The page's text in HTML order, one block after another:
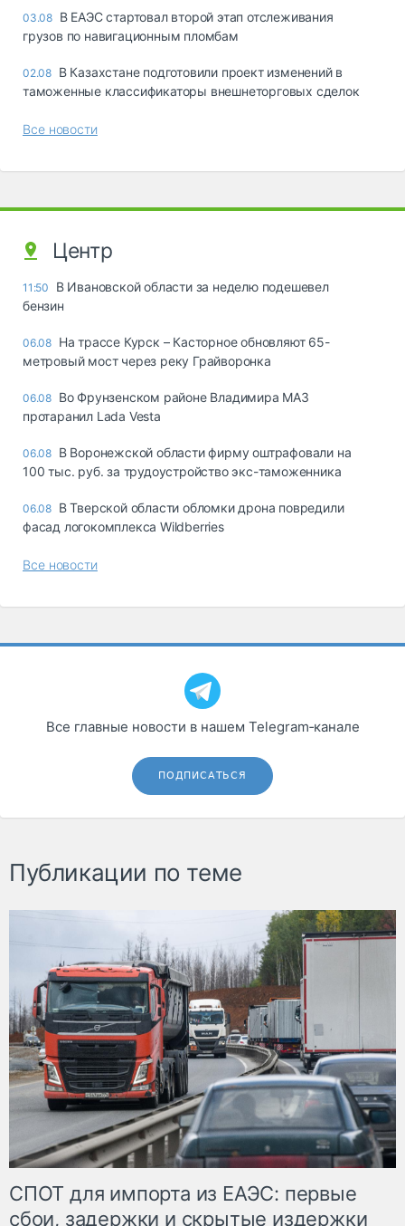
03.08 В ЕАЭС стартовал второй этап отслеживания
грузов по навигационным пломбам
02.08 В Казахстане подготовили проект изменений в
таможенные классификаторы внешнеторговых сделок
Все новости
Центр
11:50
В Ивановской области за неделю подешевел
бензин
06.08 На трассе Курск – Касторное обновляют 65-
метровый мост через реку Грайворонка
06.08 Во Фрунзенском районе Владимира МАЗ
протаранил Lada Vesta
06.08 В Воронежской области фирму оштрафовали на
100 тыс. руб. за трудоустройство экс-таможенника
06.08 В Тверской области обломки дрона повредили
фасад логокомплекса Wildberries
Все новости
Все главные новости в нашем Telegram‑канале
ПОДПИСАТЬСЯ
Публикации по теме
СПОТ для импорта из ЕАЭС: первые
сбои, задержки и скрытые издержки